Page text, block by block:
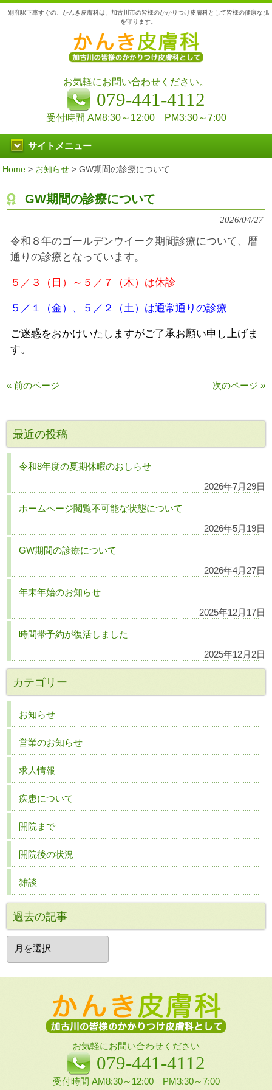
別府駅下車すぐの、かんき皮膚科は、加古川市の皆様のかかりつけ皮膚科として皆様の健康な肌
を守ります。
お気軽にお問い合わせください。
079-441-4112
受付時間 AM8:30～12:00 PM3:30～7:00
サイトメニュー
Home > お知らせ > GW期間の診療について
GW期間の診療について
2026/04/27
令和８年のゴールデンウイーク期間診療について、暦
通りの診療となっています。
５／３（日）～５／７（木）は休診
５／１ （金）、５／２（土）は通常通りの診療
ご迷惑をおかけいたしますがご了承お願い申し上げま
す。
« 前のページ 次のページ »
最近の投稿
令和8年度の夏期休暇のおしらせ
2026年7月29日
ホームページ閲覧不可能な状態について
2026年5月19日
GW期間の診療について
2026年4月27日
年末年始のお知らせ
2025年12月17日
時間帯予約が復活しました
2025年12月2日
カテゴリー
お知らせ
営業のお知らせ
求人情報
疾患について
開院まで
開院後の状況
雑談
過去の記事
去
お気軽にお問い合わせください
079-441-4112
受付時間 AM8:30～12:00 PM3:30～7:00